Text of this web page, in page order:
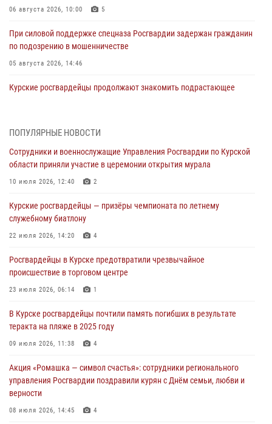
06 августа 2026, 10:00 5
При силовой поддержке спецназа Росгвардии задержан гражданин
по подозрению в мошенничестве
05 августа 2026, 14:46
Курские росгвардейцы продолжают знакомить подрастающее
оздоровительных лагерях
05 августа 2026, 09:51
сбыта крупной партии наркотиков
04 августа 2026, 12:52
85 владельцев оружия
04 августа 2026, 07:00
297 выездов по сигналу «тревога»
03 августа 2026, 09:46
ПОПУЛЯРНЫЕ НОВОСТИ
Сотрудники и военнослужащие Управления Росгвардии по Курской
области приняли участие в церемонии открытия мурала
10 июля 2026, 12:40 2
Курские росгвардейцы — призёры чемпионата по летнему
служебному биатлону
22 июля 2026, 14:20 4
Росгвардейцы в Курске предотвратили чрезвычайное
происшествие в торговом центре
23 июля 2026, 06:14 1
В Курске росгвардейцы почтили память погибших в результате
теракта на пляже в 2025 году
09 июля 2026, 11:38 4
Акция «Ромашка — символ счастья»: сотрудники регионального
управления Росгвардии поздравили курян с Днём семьи, любви и
верности
08 июля 2026, 14:45 4